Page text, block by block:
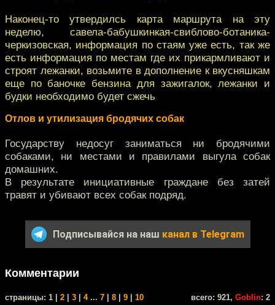
Наконец-то утвердилсь карта маршрута на эту
неделю, савела-бабушкинкая-свиблово-ботаника-
черкизовская, информация по стаям уже есть, так же
есть информация по местам где их прикармливают и
строят лежанки, возьмите в дополнение к вкусняшкам
еще по баночке бензина для зажигалок, лежанки и
будки необходимо будет сжечь
Отлов и утилизация бродячих собак
Государству недосуг заниматься ни бродячими
собаками, ни местами и правилами выгула собак
домашних.
В результате инициативные граждане без затей
травят и убивают всех собак подряд.
Подписывайся на наш канал в Telegram
Комментарии
cтраницы: 1 | 2 3 4... 7 8 9 10 всего: 921, Goblin: 2